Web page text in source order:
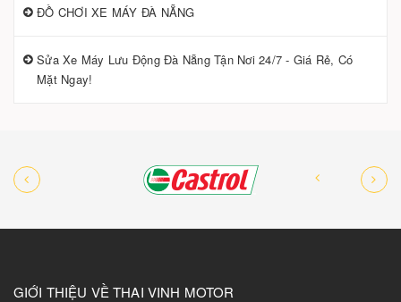
ĐỒ CHƠI XE MÁY ĐÀ NẴNG
Sửa Xe Máy Lưu Động Đà Nẵng Tận Nơi 24/7 - Giá Rẻ, Có
Mặt Ngay!
GIỚI THIỆU VỀ THAI VINH MOTOR